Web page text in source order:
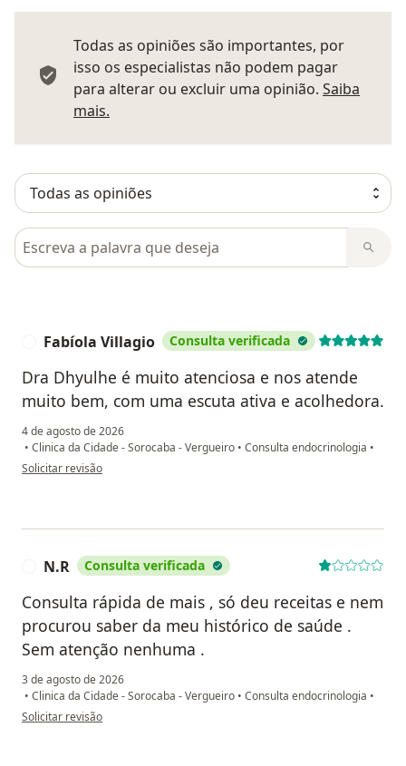
Todas as opiniões são importantes, por
isso os especialistas não podem pagar
para alterar ou excluir uma opinião. Saiba
mais.
Pesquisar em opiniões
Fabíola Villagio Consulta verificada
Dra Dhyulhe é muito atenciosa e nos atende
muito bem, com uma escuta ativa e acolhedora.
4 de agosto de 2026
• Clinica da Cidade - Sorocaba - Vergueiro • Consulta endocrinologia •
na opinião do utilizador Fabíola Villagio
Solicitar revisão
N.R Consulta verificada
Consulta rápida de mais , só deu receitas e nem
procurou saber da meu histórico de saúde .
Sem atenção nenhuma .
3 de agosto de 2026
• Clinica da Cidade - Sorocaba - Vergueiro • Consulta endocrinologia •
na opinião do utilizador N.R
Solicitar revisão